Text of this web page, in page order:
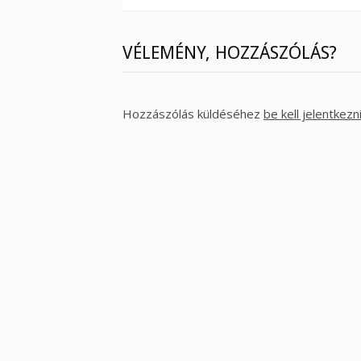
VÉLEMÉNY, HOZZÁSZÓLÁS?
Hozzászólás küldéséhez be kell jelentkezni